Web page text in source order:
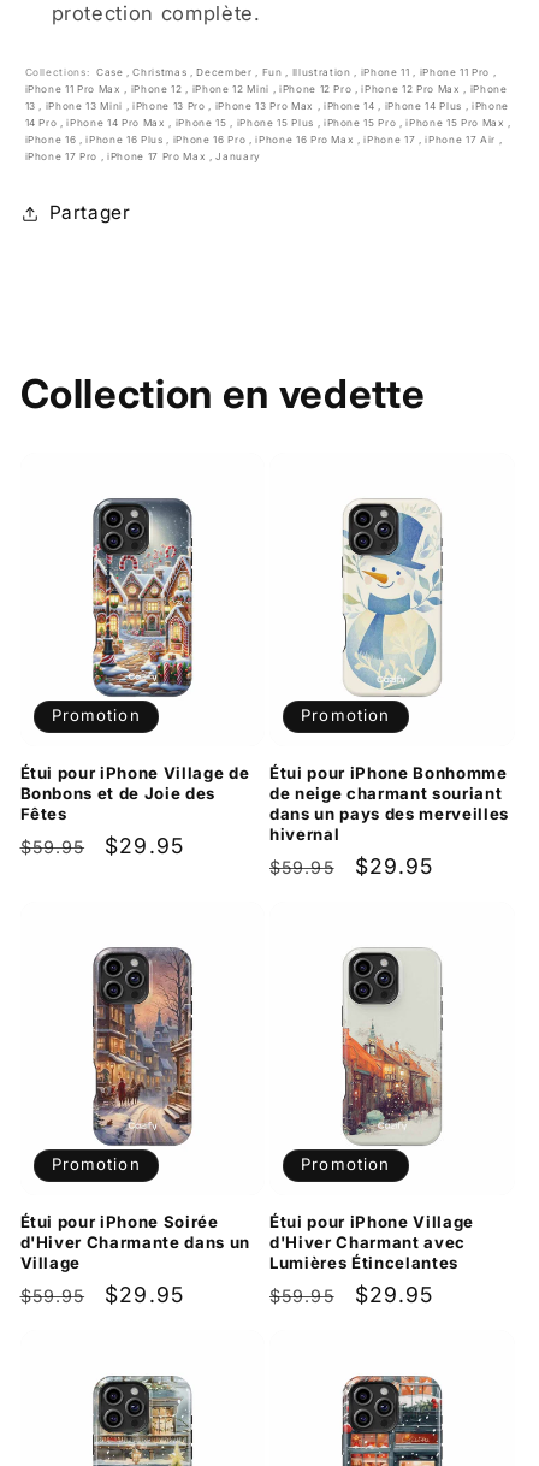
protection complète.
Collections: Case ,Christmas ,December Fun Illustration iPhone 11 iPhone 11 Pro
iPhone 11 Pro Max
iPhone 12 iPhone 12 Mini iPhone 12 Pro ,iPhone 12 Pro Max
iPhone
13
iPhone 13 Mini ,iPhone 13 Pro iPhone 13 Pro Max iPhone 14 iPhone 14 Plus ,iPhone
14 Pro
,iPhone 14 Pro Max iPhone 15 iPhone 15 Plus iPhone 15 Pro ,iPhone 15 Pro Max
iPhone 16
,iPhone 16 Plus iPhone 16 Pro ,iPhone 16 Pro Max ,iPhone 17 ,iPhone 17 Air
iPhone 17 Pro
,iPhone 17 Pro Max ,January
Partager
Collection en vedette
Promotion
Étui pour iPhone Village de
Bonbons et de Joie des
Fêtes
Prix
$59.95
Prix
$29.95
Promotion
Étui pour iPhone Bonhomme
de neige charmant souriant
dans un pays des merveilles
hivernal
Prix
$59.95
Prix
$29.95
Promotion
Étui pour iPhone Soirée
d'Hiver Charmante dans un
Village
Prix
$59.95
Prix
$29.95
Promotion
Étui pour iPhone Village
d'Hiver Charmant avec
Lumières Étincelantes
Prix
$59.95
Prix
$29.95